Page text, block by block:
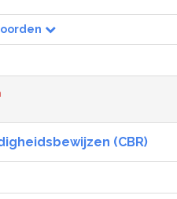
(CBR)